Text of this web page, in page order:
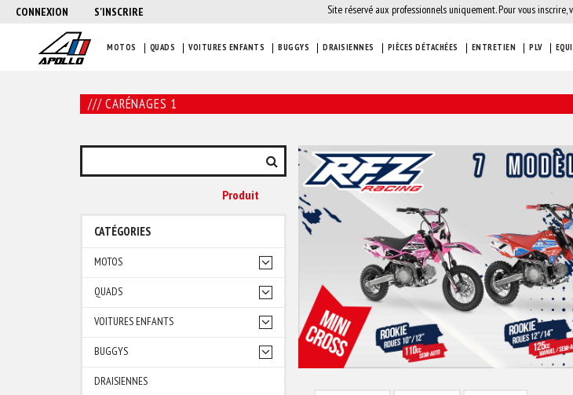
CONNEXION S'INSCRIRE Site réservé aux professionnels uniquement. Pour vous
MOTOS QUADS VOITURES ENFANTS BUGGYS DRAISIENNES PIÈCES DÉTACHÉES ENTRETIEN PLV
/// CARÉNAGES 1
Produit
CATÉGORIES
MOTOS
QUADS
VOITURES ENFANTS
BUGGYS
DRAISIENNES